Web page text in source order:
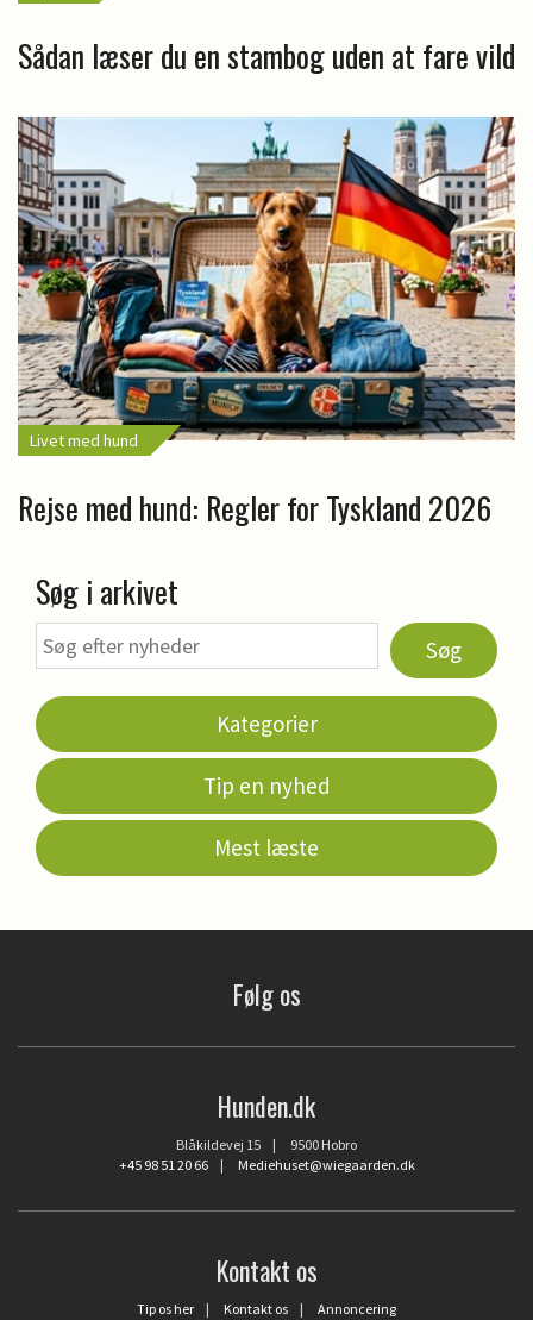
Sådan læser du en stambog uden at fare vild
Livet med hund
Rejse med hund: Regler for Tyskland 2026
Søg i arkivet
Søg
Kategorier
Tip en nyhed
Mest læste
Følg os
Hunden.dk
Blåkildevej 15 | 9500 Hobro
+45 98 51 20 66| Mediehuset@wiegaarden.dk
Kontakt os
Tip os her | Kontakt os | Annoncering